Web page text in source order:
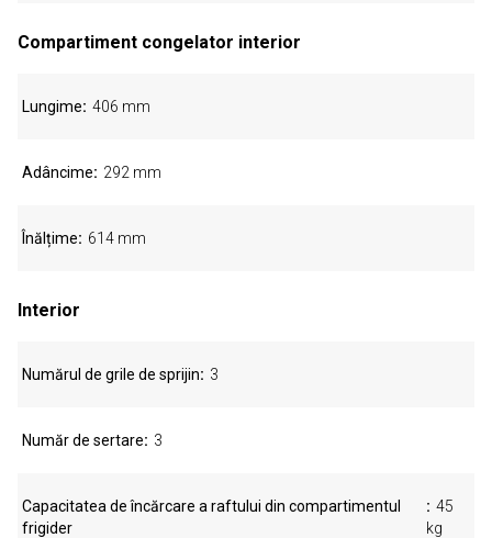
Compartiment congelator interior
Lungime 406 mm
Adâncime 292 mm
Înălțime 614 mm
Interior
Numărul de grile de sprijin 3
Număr de sertare 3
Capacitatea de încărcare a raftului din compartimentul
frigider
45
kg